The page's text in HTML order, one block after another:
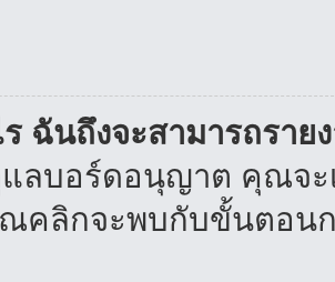
ร ฉันถึงจะสามารถรา
ลบอร์ดอนุญาต คุณจะ
คลิกจะพบกับขั้นตอน